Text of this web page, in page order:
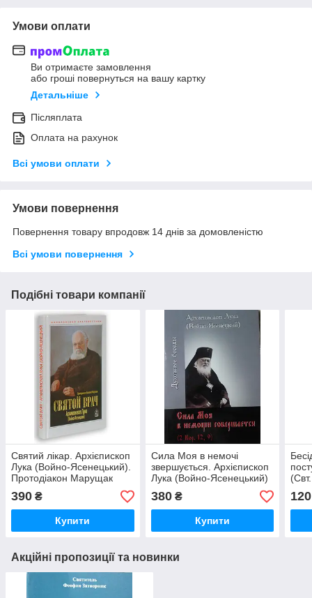
Умови оплати
Ви отримаєте замовлення
або гроші повернуться на вашу картку
Детальніше
Післяплата
Оплата на рахунок
Всі умови оплати
Умови повернення
Повернення товару впродовж 14 днів за домовленістю
Всі умови повернення
Подібні товари компанії
Святий лікар. Архієпископ
Лука (Войно-Ясенецький).
Протодіакон Марущак
Василь
390 ₴
Купити
Сила Моя в немочі
звершується. Архієпископ
Лука (Войно-Ясенецький)
380₴
Купити
120
Акційні пропозиції та новинки